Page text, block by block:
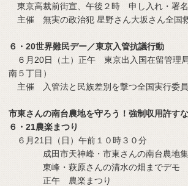
東京高裁前街宣、午後２時 申し入れ・署
主催 無実の政治犯 星野さん大坂さん全国
６・20世界難民デー／東京入管抗議行動
６月20日（土）正午 東京出入国在留管理
南５丁目）
主催 入管法と民族差別を撃つ全国実行委
市東さんの南台農地を守ろう！強制収用許す
６・21農楽まつり
６月21日（日）午前１０時３０分
成田市天神峰・市東さんの南台農地
東峰・萩原さんの清水の畑までデモ
正午 農楽まつり